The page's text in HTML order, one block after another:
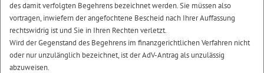
des damit verfolgten Begehrens bezeichnet werden. Sie müssen also
vortragen, inwiefern der angefochtene Bescheid nach Ihrer Auffassung
rechtswidrig ist und Sie in Ihren Rechten verletzt.
Wird der Gegenstand des Begehrens im finanzgerichtlichen Verfahren nicht
oder nur unzulänglich bezeichnet, ist der AdV-Antrag als unzulässig
abzuweisen.